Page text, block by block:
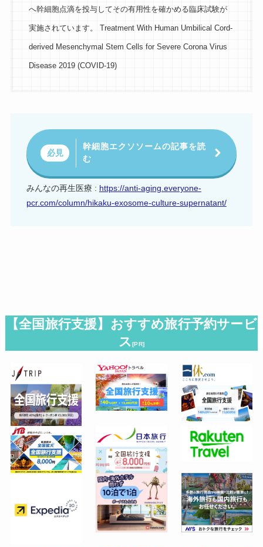
へ幹細胞点滴を投与してその有用性を確かめる臨床試験が
実施されています。 Treatment With Human Umbilical Cord-
derived Mesenchymal Stem Cells for Severe Corona Virus
Disease 2019 (COVID-19)
必見
幹細胞エクソソームの記事を読
む
みんなの再生医療 : https://anti-aging.everyone-
pcr.com/column/hikaku-exosome-culture-supernatant/
【全国旅行支援】おすすめ旅行予約サービ
ス[PR]